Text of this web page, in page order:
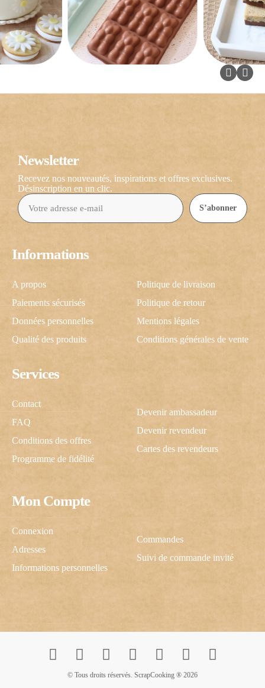
Mon Compte
Connexion
Adresses
Informations personnelles
Commandes
Suivi de commande invité
Services
Contact
FAQ
Conditions des offres
Programme de fidélité
Devenir ambassadeur
Devenir revendeur
Cartes des revendeurs
Informations
A propos
Paiements sécurisés
Données personnelles
Qualité des produits
Politique de livraison
Politique de retour
Mentions légales
Conditions générales de vente
Newsletter
Recevez nos nouveautés, inspirations et offres exclusives.
Désinscription en un clic.
S’abonner
© Tous droits réservés. ScrapCooking ® 2026
C'est cadeau !
Une inscription, -10% pour vous !